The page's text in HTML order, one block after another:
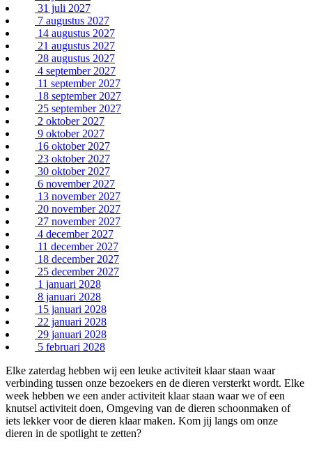
31 juli 2027
7 augustus 2027
14 augustus 2027
21 augustus 2027
28 augustus 2027
4 september 2027
11 september 2027
18 september 2027
25 september 2027
2 oktober 2027
9 oktober 2027
16 oktober 2027
23 oktober 2027
30 oktober 2027
6 november 2027
13 november 2027
20 november 2027
27 november 2027
4 december 2027
11 december 2027
18 december 2027
25 december 2027
1 januari 2028
8 januari 2028
15 januari 2028
22 januari 2028
29 januari 2028
5 februari 2028
Elke zaterdag hebben wij een leuke activiteit klaar staan waar
verbinding tussen onze bezoekers en de dieren versterkt wordt. Elke
week hebben we een ander activiteit klaar staan waar we of een
knutsel activiteit doen, Omgeving van de dieren schoonmaken of
iets lekker voor de dieren klaar maken. Kom jij langs om onze
dieren in de spotlight te zetten?